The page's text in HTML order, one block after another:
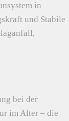
in
und Stabile
bei der
im Alter – die